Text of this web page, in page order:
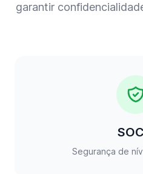
garantir
Segurança de